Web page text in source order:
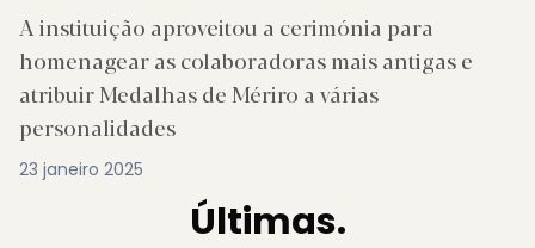
A instituição aproveitou a cerimónia para
homenagear as colaboradoras mais antigas e
atribuir Medalhas de Mériro a várias
personalidades
23 janeiro 2025
Últimas.